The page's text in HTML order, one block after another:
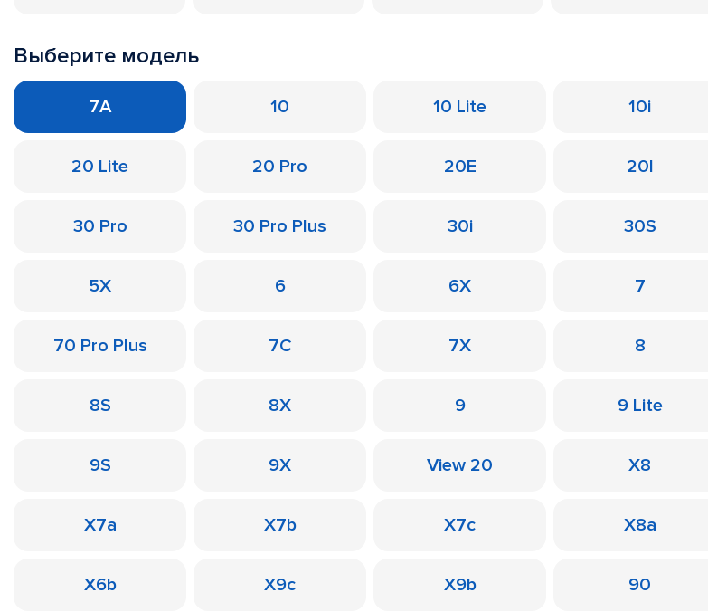
Выберите модель
7A 10 10 Lite 10i
20 Lite 20 Pro 20E 20I
30 Pro 30 Pro Plus 30i 30S
5X 6 6X 7
70 Pro Plus 7C 7X 8
8S 8X 9 9 Lite
9S 9X View 20 X8
X7a X7b X7c X8a
X6b X9c X9b 90